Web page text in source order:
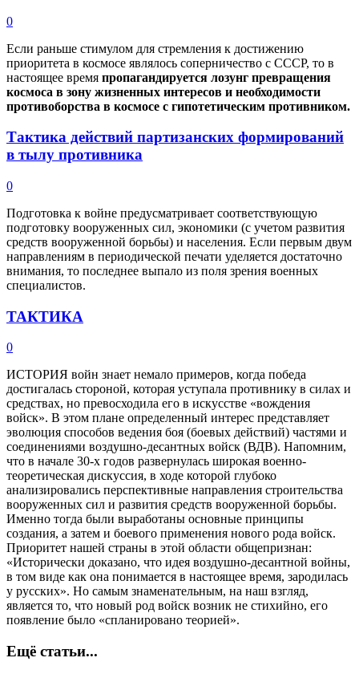
0
Если раньше стимулом для стремления к достижению
приоритета в космосе являлось соперничество с СССР, то в
настоящее время пропагандируется лозунг превращения
космоса в зону жизненных интересов и необходимости
противоборства в космосе с гипотетическим противником.
Тактика действий партизанских формирований
в тылу противника
0
Подготовка к войне предусматривает соответствующую
подготовку вооруженных сил, экономики (с учетом развития
средств вооруженной борьбы) и населения. Если первым двум
направлениям в периодической печати уделяется достаточно
внимания, то последнее выпало из поля зрения военных
специалистов.
ТАКТИКА
0
ИСТОРИЯ войн знает немало примеров, когда победа
достигалась стороной, которая уступала противнику в силах и
средствах, но превосходила его в искусстве «вождения
войск». В этом плане определенный интерес представляет
эволюция способов ведения боя (боевых действий) частями и
соединениями воздушно-десантных войск (ВДВ). Напомним,
что в начале 30-х годов развернулась широкая военно-
теоретическая дискуссия, в ходе которой глубоко
анализировались перспективные направления строительства
вооруженных сил и развития средств вооруженной борьбы.
Именно тогда были выработаны основные принципы
создания, а затем и боевого применения нового рода войск.
Приоритет нашей страны в этой области общепризнан:
«Исторически доказано, что идея воздушно-десантной войны,
в том виде как она понимается в настоящее время, зародилась
у русских». Но самым знаменательным, на наш взгляд,
является то, что новый род войск возник не стихийно, его
появление было «спланировано теорией».
Ещё статьи...